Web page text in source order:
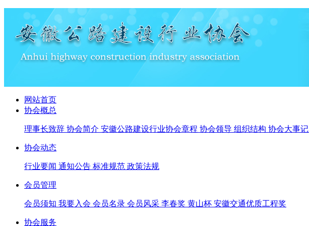
网站首页
协会概总
理事长致辞 协会简介 安徽公路建设行业协会章程 协会领导 组织结构 协会大事记
协会动态
行业要闻 通知公告 标准规范 政策法规
会员管理
会员须知 我要入会 会员名录 会员风采 李春奖 黄山杯 安徽交通优质工程奖
协会服务